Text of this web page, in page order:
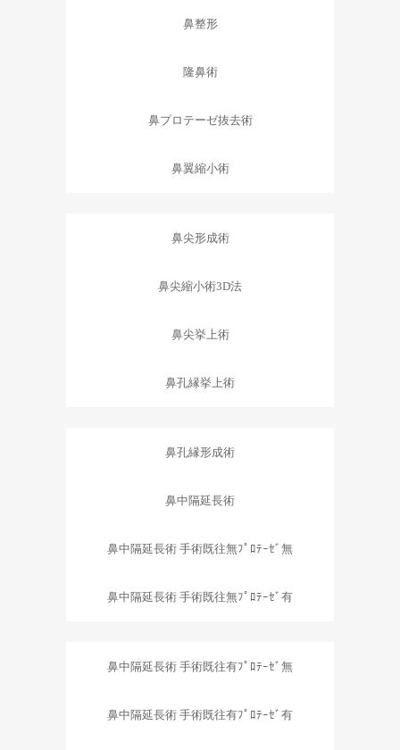
鼻整形
隆鼻術
鼻プロテーゼ抜去術
鼻翼縮小術
鼻尖形成術
鼻尖縮小術3D法
鼻尖挙上術
鼻孔縁挙上術
鼻孔縁形成術
鼻中隔延長術
鼻中隔延長術 手術既往無ﾌﾟﾛﾃｰｾﾞ無
鼻中隔延長術 手術既往無ﾌﾟﾛﾃｰｾﾞ有
鼻中隔延長術 手術既往有ﾌﾟﾛﾃｰｾﾞ無
鼻中隔延長術 手術既往有ﾌﾟﾛﾃｰｾﾞ有